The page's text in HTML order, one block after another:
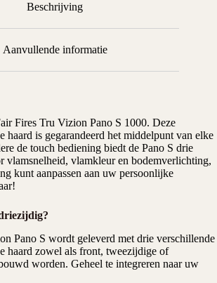
Beschrijving
Aanvullende informatie
Fires Tru Vizion Pano S 1000. Deze
haard is gegarandeerd het middelpunt van elke
de touch bediening biedt de Pano S drie
vlamsnelheid, vlamkleur en bodemverlichting,
kunt aanpassen aan uw persoonlijke
Pano S wordt geleverd met drie verschillende
haard zowel als front, tweezijdige of
worden. Geheel te integreren naar uw